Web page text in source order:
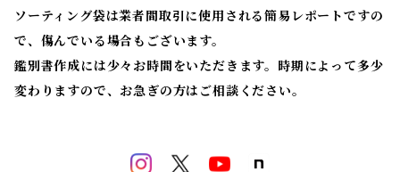
ソーティング袋は業者間取引に使用される簡易レポートですの
で、傷んでいる場合もございます。
鑑別書作成には少々お時間をいただきます。時期によって多少
変わりますので、お急ぎの方はご相談ください。